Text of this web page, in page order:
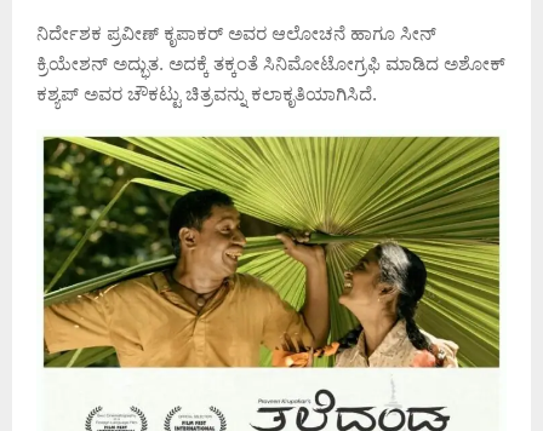
ನಿರ್ದೇಶಕ ಪ್ರವೀಣ್ ಕೃಪಾಕರ್ ಅವರ ಆಲೋಚನೆ ಹಾಗೂ ಸೀನ್
ಕ್ರಿಯೇಶನ್ ಅದ್ಭುತ. ಅದಕ್ಕೆ ತಕ್ಕಂತೆ ಸಿನಿಮೋಟೋಗ್ರಫಿ ಮಾಡಿದ ಅಶೋಕ್
ಕಶ್ಯಪ್ ಅವರ ಚೌಕಟ್ಟು ಚಿತ್ರವನ್ನು ಕಲಾಕೃತಿಯಾಗಿಸಿದೆ.